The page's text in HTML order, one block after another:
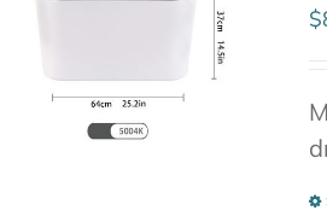
$